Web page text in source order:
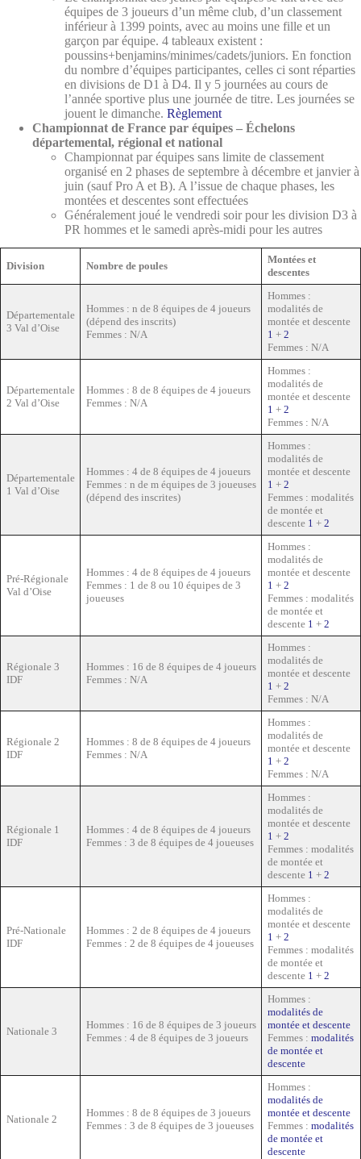
équipes de 3 joueurs d’un même club, d’un classement
inférieur à 1399 points, avec au moins une fille et un
garçon par équipe. 4 tableaux existent :
poussins+benjamins/minimes/cadets/juniors. En fonction
du nombre d’équipes participantes, celles ci sont réparties
en divisions de D1 à D4. Il y 5 journées au cours de
l’année sportive plus une journée de titre. Les journées se
jouent le dimanche. Règlement
Championnat de France par équipes – Échelons
départemental, régional et national
Championnat par équipes sans limite de classement
organisé en 2 phases de septembre à décembre et janvier à
juin (sauf Pro A et B). A l’issue de chaque phases, les
montées et descentes sont effectuées
Généralement joué le vendredi soir pour les division D3 à
PR hommes et le samedi après-midi pour les autres
Division Nombre de poules
Montées et
descentes
Départementale
3 Val d’Oise
Hommes : n de 8 équipes de 4 joueurs
(dépend des inscrits)
Femmes : N/A
Hommes :
modalités de
montée et descente
1 + 2
Femmes : N/A
Départementale
2 Val d’Oise
Hommes : 8 de 8 équipes de 4 joueurs
Femmes : N/A
Hommes :
modalités de
montée et descente
1 + 2
Femmes : N/A
Départementale
1 Val d’Oise
Hommes : 4 de 8 équipes de 4 joueurs
Femmes : n de m équipes de 3 joueuses
(dépend des inscrites)
Hommes :
modalités de
montée et descente
1 + 2
Femmes : modalités
de montée et
descente 1 + 2
Pré-Régionale
Val d’Oise
Hommes : 4 de 8 équipes de 4 joueurs
Femmes : 1 de 8 ou 10 équipes de 3
joueuses
Hommes :
modalités de
montée et descente
1 + 2
Femmes : modalités
de montée et
descente 1 + 2
Régionale 3
IDF
Hommes : 16 de 8 équipes de 4 joueurs
Femmes : N/A
Hommes :
modalités de
montée et descente
1 + 2
Femmes : N/A
Régionale 2
IDF
Hommes : 8 de 8 équipes de 4 joueurs
Femmes : N/A
Hommes :
modalités de
montée et descente
1 + 2
Femmes : N/A
Régionale 1
IDF
Hommes : 4 de 8 équipes de 4 joueurs
Femmes : 3 de 8 équipes de 4 joueuses
Hommes :
modalités de
montée et descente
1 + 2
Femmes : modalités
de montée et
descente 1 + 2
Pré-Nationale
IDF
Hommes : 2 de 8 équipes de 4 joueurs
Femmes : 2 de 8 équipes de 4 joueuses
Hommes :
modalités de
montée et descente
1 + 2
Femmes : modalités
de montée et
descente 1 + 2
Nationale 3
Hommes : 16 de 8 équipes de 3 joueurs
Femmes : 4 de 8 équipes de 3 joueurs
Hommes :
modalités de
montée et descente
Femmes : modalités
de montée et
descente
Nationale 2
Hommes : 8 de 8 équipes de 3 joueurs
Femmes : 3 de 8 équipes de 3 joueuses
Hommes :
modalités de
montée et descente
Femmes : modalités
de montée et
descente